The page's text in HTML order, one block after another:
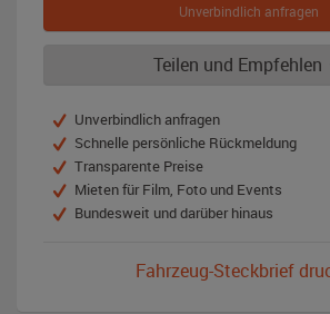
Unverbindlich anfragen
Teilen und Empfehlen
Unverbindlich anfragen
Schnelle persönliche Rückmeldung
Transparente Preise
Mieten für Film, Foto und Events
Bundesweit und darüber hinaus
Fahrzeug-Steckbrief